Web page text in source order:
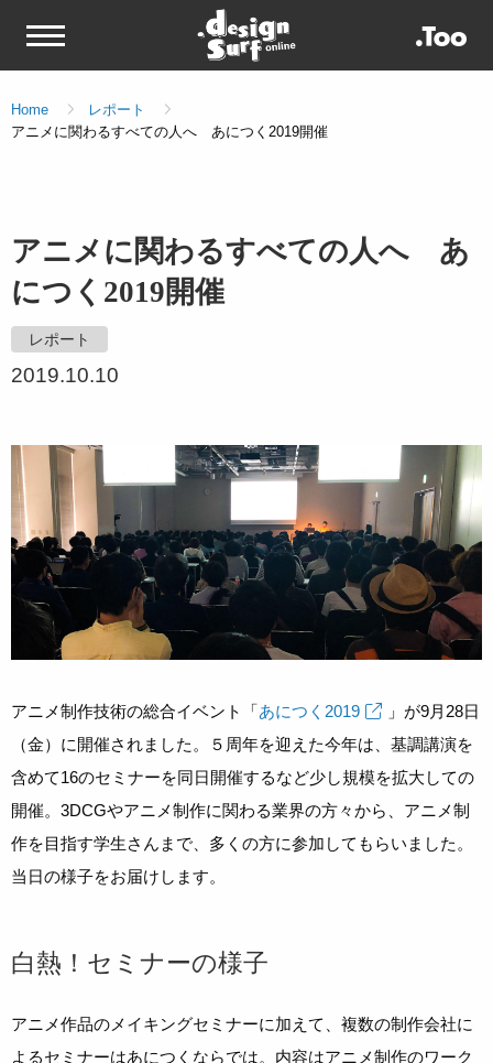
Home
レポート
アニメに関わるすべての人へ あにつく2019開催
アニメに関わるすべての人へ あ
につく2019開催
レポート
2019.10.10
アニメ制作技術の総合イベント「あにつく2019
」が9月28日
（金）に開催されました。５周年を迎えた今年は、基調講演を
含めて16のセミナーを同日開催するなど少し規模を拡大しての
開催。3DCGやアニメ制作に関わる業界の方々から、アニメ制
作を目指す学生さんまで、多くの方に参加してもらいました。
当日の様子をお届けします。
白熱！セミナーの様子
アニメ作品のメイキングセミナーに加えて、複数の制作会社に
よるセミナーはあにつくならでは。内容はアニメ制作のワーク